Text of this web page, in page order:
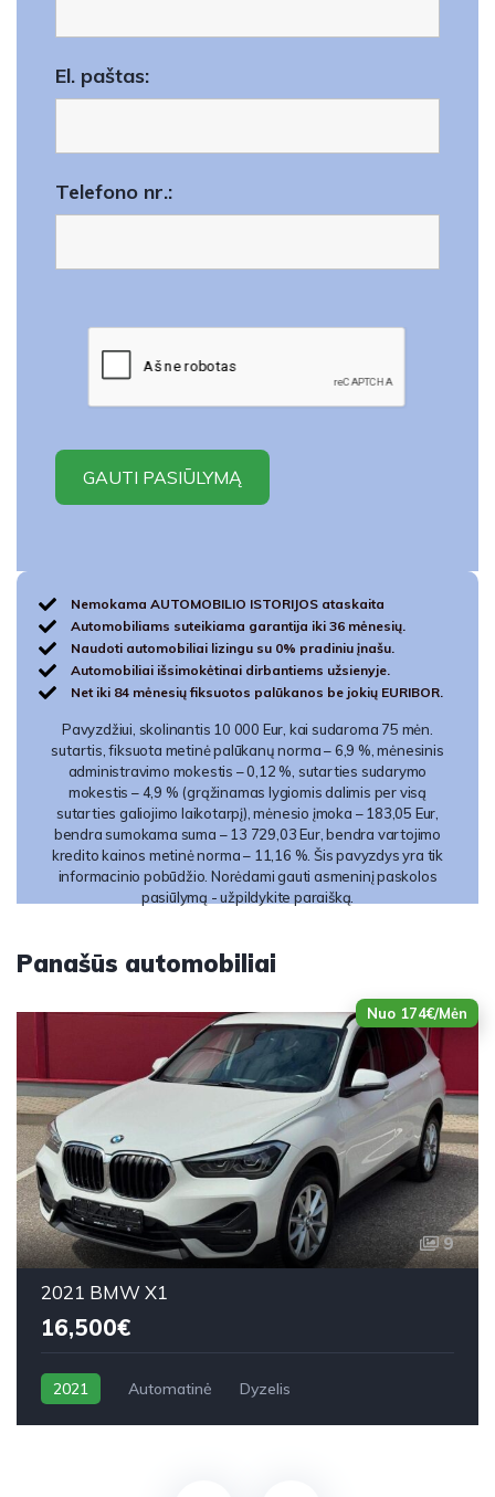
El. paštas:
Telefono nr.:
Nemokama AUTOMOBILIO ISTORIJOS ataskaita
Automobiliams suteikiama garantija iki 36 mėnesių.
Naudoti automobiliai lizingu su 0% pradiniu įnašu.
Automobiliai išsimokėtinai dirbantiems užsienyje.
Net iki 84 mėnesių fiksuotos palūkanos be jokių EURIBOR.
Pavyzdžiui, skolinantis 10 000 Eur, kai sudaroma 75 mėn.
sutartis, fiksuota metinė palūkanų norma – 6,9 %, mėnesinis
administravimo mokestis – 0,12 %, sutarties sudarymo
mokestis – 4,9 % (grąžinamas lygiomis dalimis per visą
sutarties galiojimo laikotarpį), mėnesio įmoka – 183,05 Eur,
bendra sumokama suma – 13 729,03 Eur, bendra vartojimo
kredito kainos metinė norma – 11,16 %. Šis pavyzdys yra tik
informacinio pobūdžio. Norėdami gauti asmeninį paskolos
pasiūlymą - užpildykite paraišką.
Panašūs automobiliai
Nuo 174€/Mėn
9
2021 BMW X1
16,500€
2021 Automatinė Dyzelis